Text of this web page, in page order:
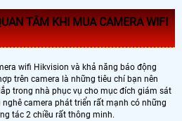
TÂM KHI MUA CAMERA WIFI
wifi Hikvision và khả năng báo động
trên camera là những tiêu chí bạn nên
trong nhà phục vụ cho mục đích giám sát
camera phát triển rất mạnh có những
tác 2 chiều rất thông minh.